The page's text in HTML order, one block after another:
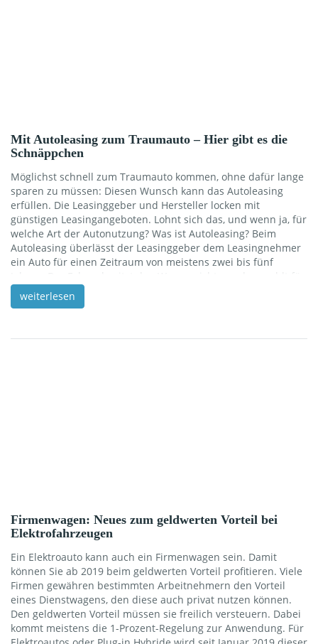
Mit Autoleasing zum Traumauto – Hier gibt es die
Schnäppchen
Möglichst schnell zum Traumauto kommen, ohne dafür lange
sparen zu müssen: Diesen Wunsch kann das Autoleasing
erfüllen. Die Leasinggeber und Hersteller locken mit
günstigen Leasingangeboten. Lohnt sich das, und wenn ja, für
welche Art der Autonutzung? Was ist Autoleasing? Beim
Autoleasing überlässt der Leasinggeber dem Leasingnehmer
ein Auto für einen Zeitraum von meistens zwei bis fünf
Jahren. Der Fahrer besitzt den Wagen nicht, sondern zahlt für
die Nutzung eine monatliche Rate. Dabei übernimmt er die
übliche Verantwortung für die Versicherung, die Wartung und
weiterlesen
Firmenwagen: Neues zum geldwerten Vorteil bei
Elektrofahrzeugen
Ein Elektroauto kann auch ein Firmenwagen sein. Damit
können Sie ab 2019 beim geldwerten Vorteil profitieren. Viele
Firmen gewähren bestimmten Arbeitnehmern den Vorteil
eines Dienstwagens, den diese auch privat nutzen können.
Den geldwerten Vorteil müssen sie freilich versteuern. Dabei
kommt meistens die 1-Prozent-Regelung zur Anwendung. Für